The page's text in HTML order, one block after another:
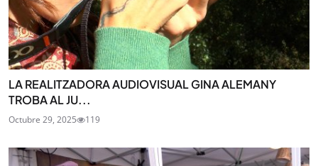
LA REALITZADORA AUDIOVISUAL GINA ALEMANY
TROBA AL JU...
Octubre 29, 2025 119